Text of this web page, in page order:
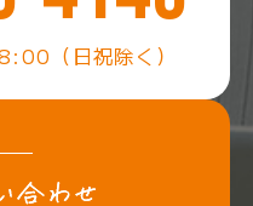
（日祝除く）